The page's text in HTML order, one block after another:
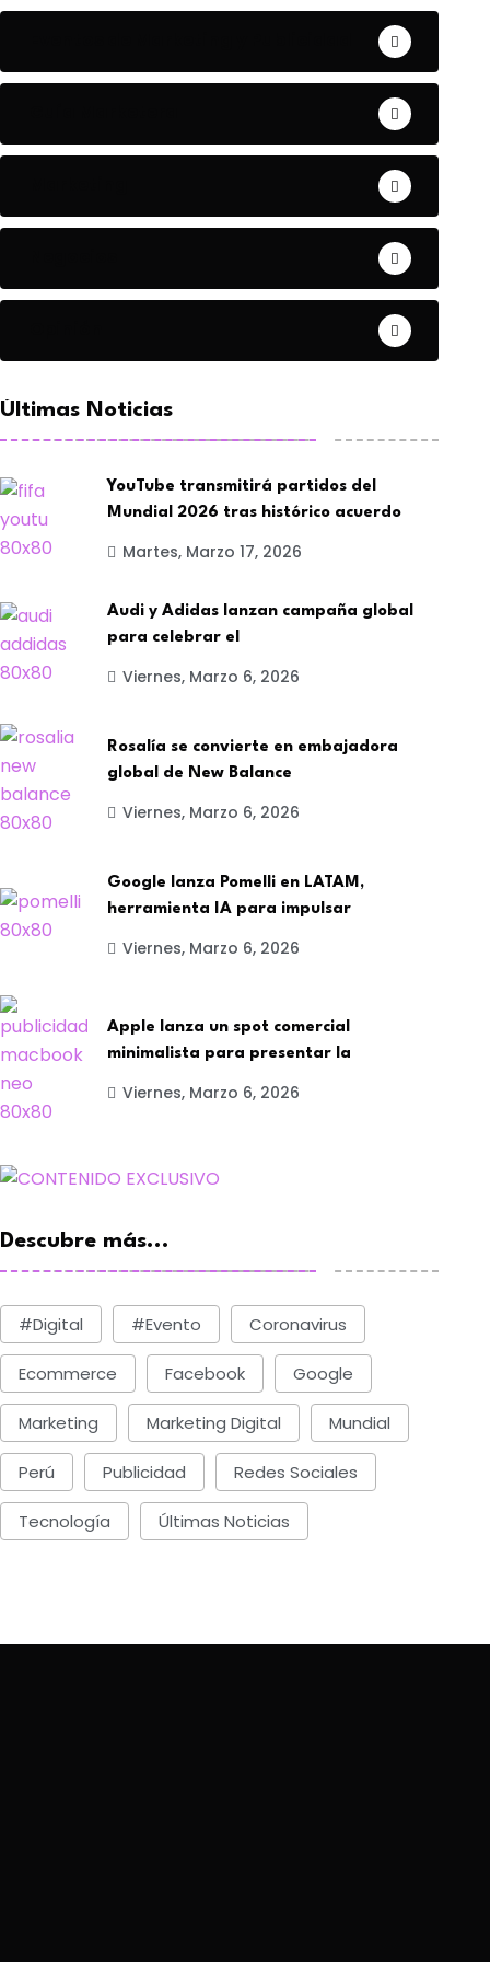
lanza Pomelli en
herramienta
BY-Comunica News
Apple lanza un spot
comercial
Últimas Noticias
YouTube transmitirá partidos del
Mundial 2026 tras histórico acuerdo
Martes, Marzo 17, 2026
Audi y Adidas lanzan campaña global
para celebrar el
Viernes, Marzo 6, 2026
Rosalía se convierte en embajadora
global de New Balance
Viernes, Marzo 6, 2026
Google lanza Pomelli en LATAM,
herramienta IA para impulsar
Viernes, Marzo 6, 2026
Apple lanza un spot comercial
minimalista para presentar la
Viernes, Marzo 6, 2026
Descubre más...
#digital #evento Coronavirus
Ecommerce Facebook Google
Marketing Marketing Digital Mundial
Perú Publicidad Redes Sociales
Tecnología Últimas Noticias